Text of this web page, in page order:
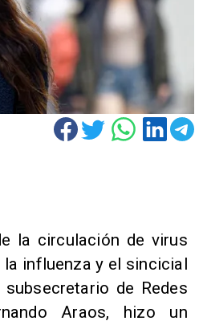
la circulación de virus
influenza y el sincicial
de Redes
Araos, hizo un